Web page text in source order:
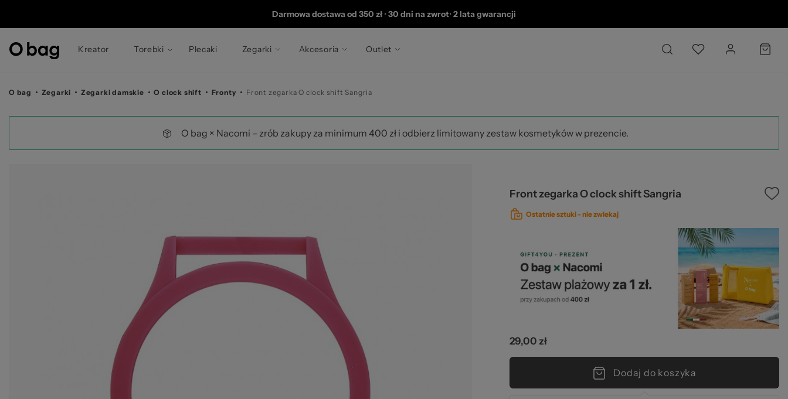
©
bag.
Darmowa dostawa od 350 zł •30 dni na zwrot•2 lata gwarancji
Kreator Torebki Plecaki Zegarki Akcesoria Outlet
O bag Zegarki Zegarki damskie O clock shift Fronty Front zegarka O clock shift Sangria
O bag × Nacomi – zrób zakupy za minimum 400 zł i odbierz limitowany zestaw kosmetyków w prezencie.
Front zegarka O clock shift Sangria
Ostatnie sztuki -nie zwlekaj
29,00 zł
Dodaj do koszyka